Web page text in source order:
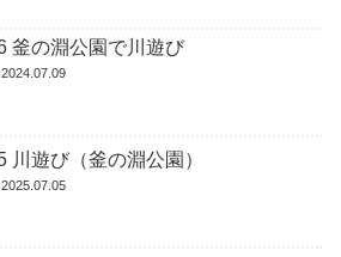
7/6 釜の淵公園で川遊び
2024.07.09
7/5 川遊び（釜の淵公園）
2025.07.05